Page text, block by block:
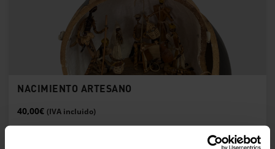
NACIMIENTO ARTESANO
40,00€ (IVA incluido)